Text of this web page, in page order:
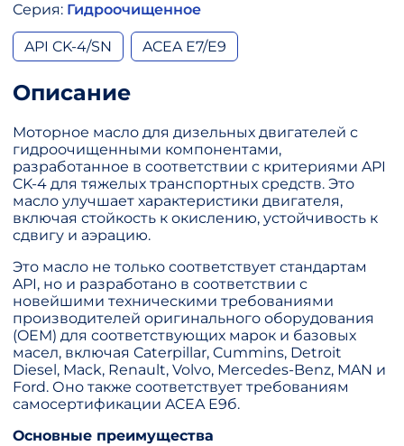
Серия: Гидроочищенное
API CK-4/SN ACEA E7/E9
Описание
Моторное масло для дизельных двигателей с
гидроочищенными компонентами,
разработанное в соответствии с критериями API
CK-4 для тяжелых транспортных средств. Это
масло улучшает характеристики двигателя,
включая стойкость к окислению, устойчивость к
сдвигу и аэрацию.
Это масло не только соответствует стандартам
API, но и разработано в соответствии с
новейшими техническими требованиями
производителей оригинального оборудования
(OEM) для соответствующих марок и базовых
масел, включая Caterpillar, Cummins, Detroit
Diesel, Mack, Renault, Volvo, Mercedes-Benz, MAN и
Ford. Оно также соответствует требованиям
самосертификации ACEA E9б.
Основные преимущества